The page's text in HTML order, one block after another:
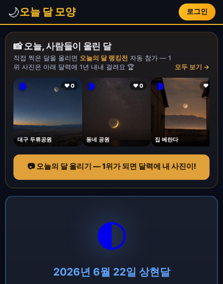
🌙오늘 달 모양 로그인
📸 오늘, 사람들이 올린 달
직접 찍은 달을 올리면 오늘의 달 랭킹전 자동 참가 — 1
위 사진은 아래 달력에 1년 내내 걸려요 🏆
모두 보기 →
🌘 ❤ 0
대구 두류공원
🌘 ❤ 0
동네 공원
🌘 ❤ 1
집 베란다
📷 오늘의 달 올리기 — 1위가 되면 달력에 내 사진이!
🌓
2026년 6월 22일 상현달